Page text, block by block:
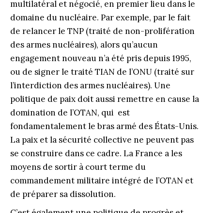
multilatéral et négocié, en premier lieu dans le
domaine du nucléaire. Par exemple, par le fait
de relancer le TNP (traité de non-prolifération
des armes nucléaires), alors qu’aucun
engagement nouveau n’a été pris depuis 1995,
ou de signer le traité TIAN de l’ONU (traité sur
l’interdiction des armes nucléaires). Une
politique de paix doit aussi remettre en cause la
domination de l’OTAN, qui est
fondamentalement le bras armé des États-Unis.
La paix et la sécurité collective ne peuvent pas
se construire dans ce cadre. La France a les
moyens de sortir à court terme du
commandement militaire intégré de l’OTAN et
de préparer sa dissolution.